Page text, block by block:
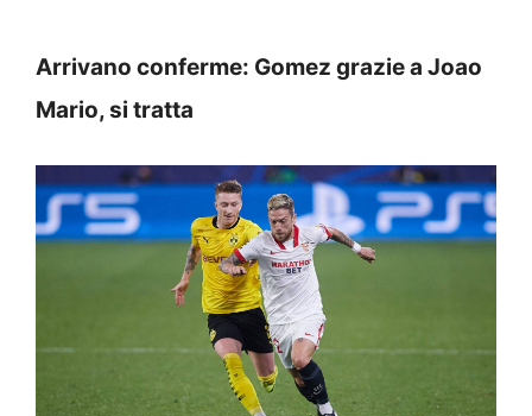
Arrivano conferme: Gomez grazie a Joao
Mario, si tratta